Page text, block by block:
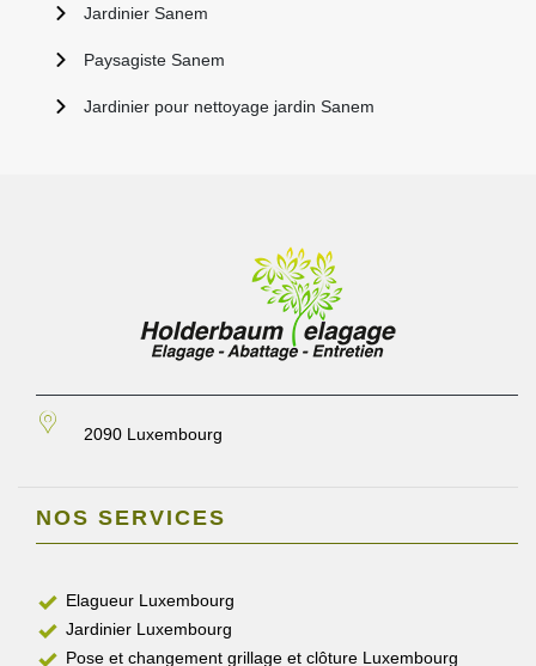
Jardinier Sanem
Paysagiste Sanem
Jardinier pour nettoyage jardin Sanem
2090 Luxembourg
NOS SERVICES
Elagueur Luxembourg
Jardinier Luxembourg
Pose et changement grillage et clôture Luxembourg